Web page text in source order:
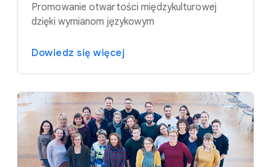
Promowanie otwartości międzykulturowej
dzięki wymianom językowym
Dowiedz się więcej